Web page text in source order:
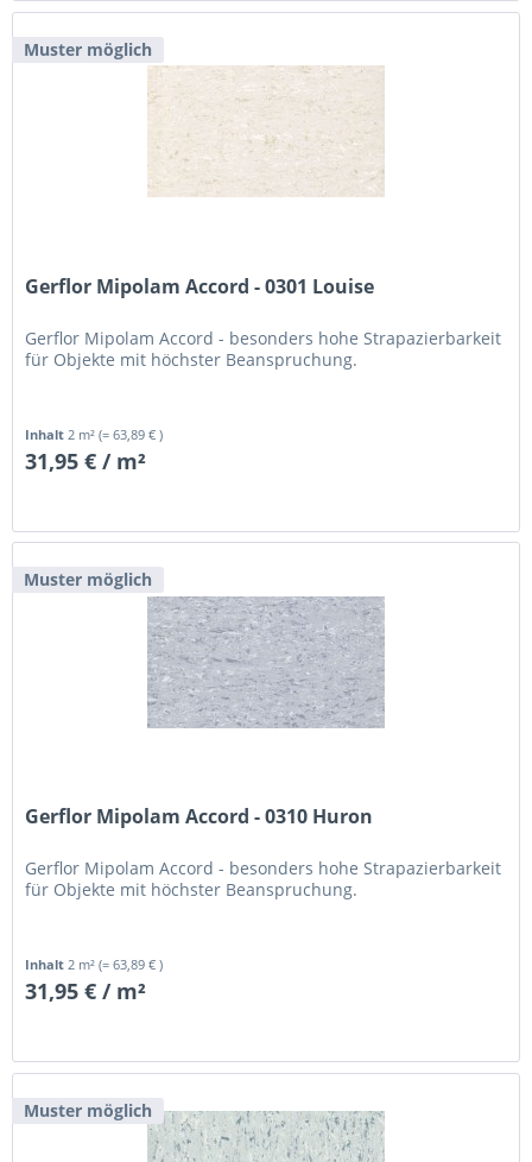
Muster möglich
Gerflor Mipolam Accord - 0301 Louise
Gerflor Mipolam Accord - besonders hohe Strapazierbarkeit
für Objekte mit höchster Beanspruchung.
Inhalt 2 m²(= 63,89 € )
31,95 € / m²
Muster möglich
Gerflor Mipolam Accord - 0310 Huron
Gerflor Mipolam Accord - besonders hohe Strapazierbarkeit
für Objekte mit höchster Beanspruchung.
Inhalt2 m²(= 63,89 € )
31,95 € / m²
Muster möglich